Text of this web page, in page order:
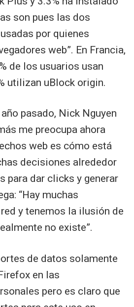
son pues las dos
por quienes
web”. En Francia,
de los usuarios usan
utilizan uBlock origin.
pasado, Nick Nguyen
me preocupa ahora
web es cómo está
decisiones alrededor
para dar clicks y generar
“Hay muchas
y tenemos la ilusión de
no existe”.
de datos solamente
en las
pero es claro que